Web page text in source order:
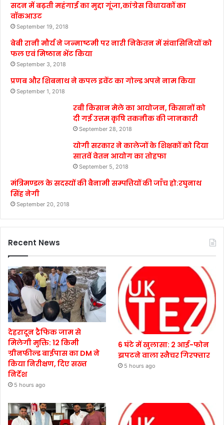
सदन में बढ़ती महंगाई का मुद्दा गूंजा,कांग्रेस विधायकों का
वॉकआउट
September 19, 2018
बेबी रानी मौर्य ने जन्माष्टमी पर नारी निकेतन में संवासिनियों को
फल एवं मिष्ठान भेंट किया
September 3, 2018
प्रणब और शिबनाथ ने कपल इवेंट का गोल्ड अपने नाम किया
September 1, 2018
रबी किसान मेले का आयोजन, किसानों को
दी गई उत्तम कृषि तकनीक की जानकारी
September 28, 2018
योगी सरकार ने कालेजों के शिक्षकों को दिया
सातवें वेतन आयोग का तोहफा
September 5, 2018
मंत्रिमण्डल के सदस्यों की बैनामी सम्पत्तियों की जाँच हो:रघुनाथ
सिंह नेगी
September 20, 2018
Recent News
देहरादून ट्रैफिक जाम से
मिलेगी मुक्ति: 12 किमी
ग्रीनफील्ड बाईपास का DM ने
किया निरीक्षण, दिए सख्त
निर्देश
5 hours ago
6 घंटे में खुलासा: 2 आई-फोन
झपटने वाला स्नैचर गिरफ्तार
5 hours ago